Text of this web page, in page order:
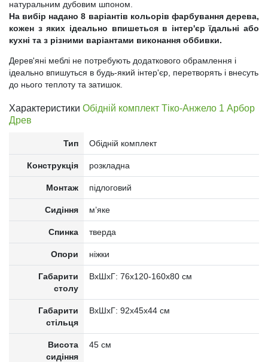
натуральним дубовим шпоном.
На вибір надано 8 варіантів кольорів фарбування дерева,
кожен з яких ідеально впишеться в інтер'єр їдальні або
кухні та з різними варіантами виконання оббивки.
Дерев'яні меблі не потребують додаткового обрамлення і
ідеально впишуться в будь-який інтер'єр, перетворять і внесуть
до нього теплоту та затишок.
Характеристики Обідній комплект Тіко-Анжело 1 Арбор
Древ
Тип Обідній комплект
Конструкція розкладна
Монтаж підлоговий
Сидіння м’яке
Спинка тверда
Опори ніжки
Габарити
столу
ВxШxГ: 76x120-160х80 см
Габарити
стільця
ВxШxГ: 92x45х44 см
Висота
сидіння
45 см